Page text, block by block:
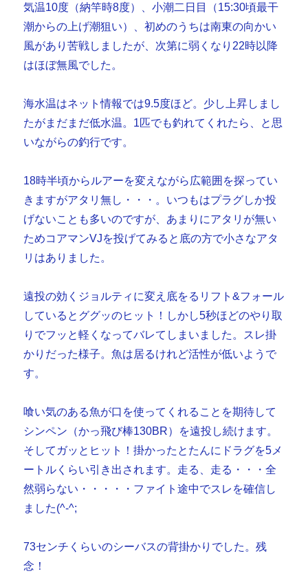
気温10度（納竿時8度）、小潮二日目（15:30頃最干
潮からの上げ潮狙い）、初めのうちは南東の向かい
風があり苦戦しましたが、次第に弱くなり22時以降
はほぼ無風でした。
海水温はネット情報では9.5度ほど。少し上昇しまし
たがまだまだ低水温。1匹でも釣れてくれたら、と思
いながらの釣行です。
18時半頃からルアーを変えながら広範囲を探ってい
きますがアタリ無し・・・。いつもはプラグしか投
げないことも多いのですが、あまりにアタリが無い
ためコアマンVJを投げてみると底の方で小さなアタ
リはありました。
遠投の効くジョルティに変え底をるリフト&フォール
しているとググッのヒット！しかし5秒ほどのやり取
りでフッと軽くなってバレてしまいました。スレ掛
かりだった様子。魚は居るけれど活性が低いようで
す。
喰い気のある魚が口を使ってくれることを期待して
シンペン（かっ飛び棒130BR）を遠投し続けます。
そしてガッとヒット！掛かったとたんにドラグを5メ
ートルくらい引き出されます。走る、走る・・・全
然弱らない・・・・・ファイト途中でスレを確信し
ました(^-^;
73センチくらいのシーバスの背掛かりでした。残
念！